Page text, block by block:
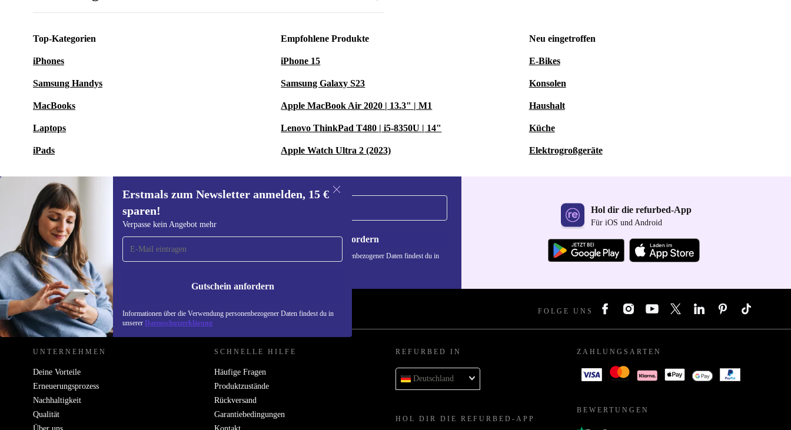
Top-Kategorien
iPhones
Samsung Handys
MacBooks
Laptops
iPads
Empfohlene Produkte
iPhone 15
Samsung Galaxy S23
Apple MacBook Air 2020 | 13.3" | M1
Lenovo ThinkPad T480 | i5-8350U | 14"
Apple Watch Ultra 2 (2023)
Neu eingetroffen
E-Bikes
Konsolen
Haushalt
Küche
Elektrogroßgeräte
Erstmals zum Newsletter anmelden, 15 €
sparen!
Verpasse kein Angebot mehr
Gutschein anfordern
Informationen über die Verwendung personenbezogener Daten findest du in
unserer Datenschutzerklärung
Erstmals zum Newsletter
anmelden, 15 € sparen!
Verpasse kein Angebot mehr.
Gutschein anfordern
Informationen über die Verwendung personenbezogener Daten findest du in
Hol dir die refurbed-App
Für iOS und Android
REFURBED DEUTSCHLAND - RETHINK NEW. FOLGE UNS
UNTERNEHMEN
Deine Vorteile
Erneuerungsprozess
Nachhaltigkeit
Qualität
SCHNELLE HILFE
Häufige Fragen
Produktzustände
Rückversand
Garantiebedingungen
REFURBED IN
Deutschland
HOL DIR DIE REFURBED-APP
ZAHLUNGSARTEN
BEWERTUNGEN